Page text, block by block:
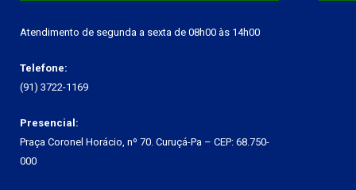
Atendimento de segunda a sexta de 08h00 às 14h00
Telefone:
(91) 3722-1169
Presencial:
Praça Coronel Horácio, nº 70. Curuçá-Pa – CEP: 68.750-
000